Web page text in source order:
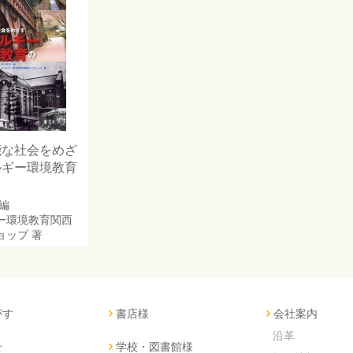
社会をめざ
ー環境教育
環境教育関西
ップ著
書店様
学校・図書館様
会社案内
沿革